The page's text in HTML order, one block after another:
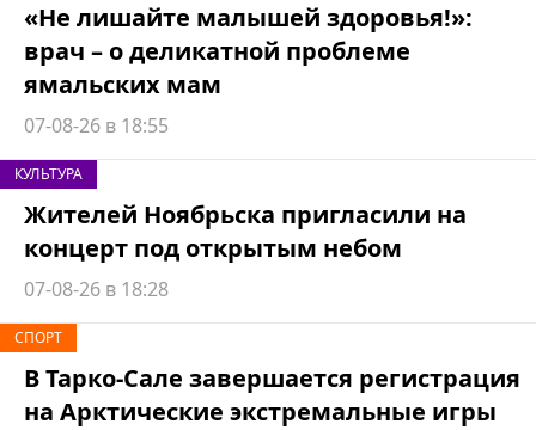
«Не лишайте малышей здоровья!»:
врач – о деликатной проблеме
ямальских мам
07-08-26 в 18:55
КУЛЬТУРА
Жителей Ноябрьска пригласили на
концерт под открытым небом
07-08-26 в 18:28
СПОРТ
В Тарко-Сале завершается регистрация
на Арктические экстремальные игры